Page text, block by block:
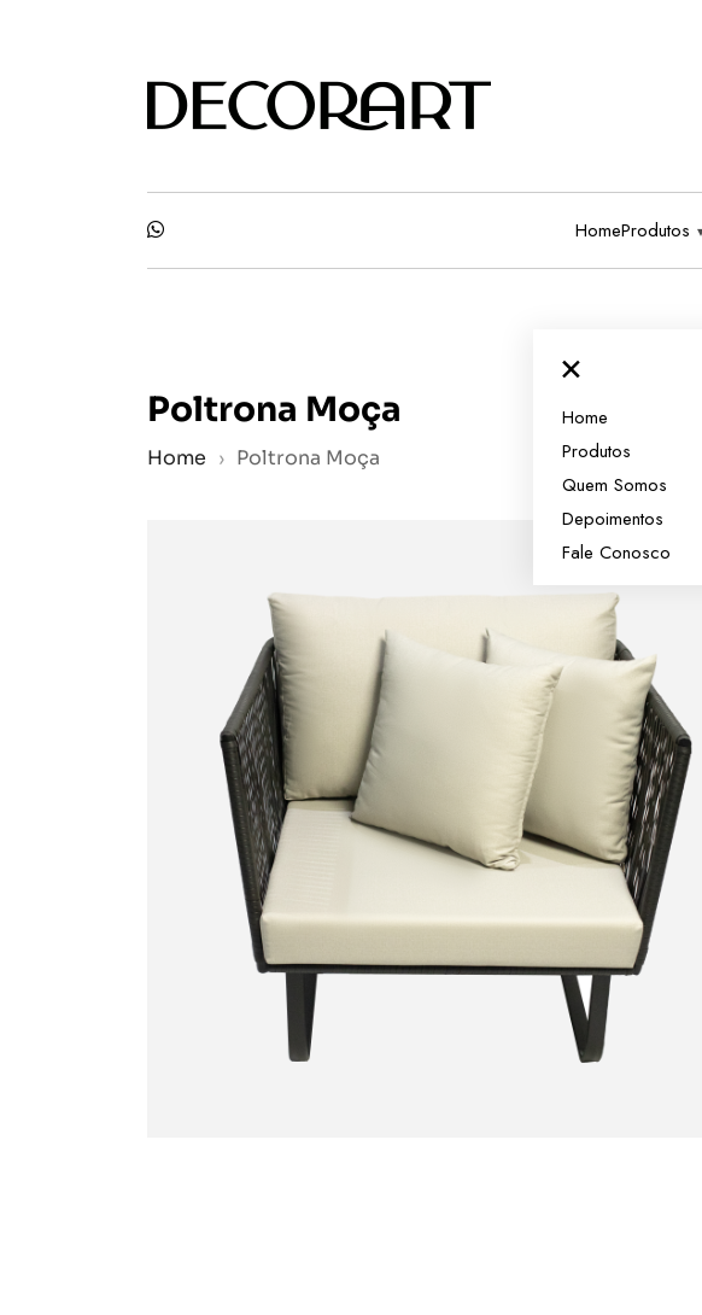
HomeProdutos
×
Home
Produtos
Quem Somos
Depoimentos
Fale Conosco
Poltrona Moça
Home › Poltrona Moça